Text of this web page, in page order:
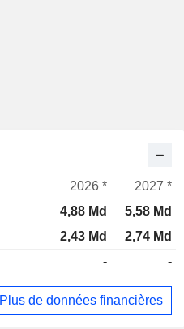
2026 *
2027 *
4,88 Md
5,58 Md
2,43 Md
2,74 Md
- -
Plus de données financières